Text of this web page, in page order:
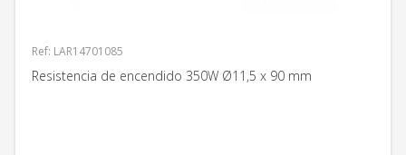
Ref: LAR14701085
Resistencia de encendido 350W Ø11,5 x 90 mm